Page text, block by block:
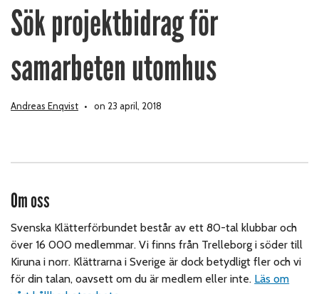
Sök projektbidrag för
samarbeten utomhus
Andreas Enqvist on 23 april, 2018
Om oss
Svenska Klätterförbundet består av ett 80-tal klubbar och
över 16 000 medlemmar. Vi finns från Trelleborg i söder till
Kiruna i norr. Klättrarna i Sverige är dock betydligt fler och vi
för din talan, oavsett om du är medlem eller inte. Läs om